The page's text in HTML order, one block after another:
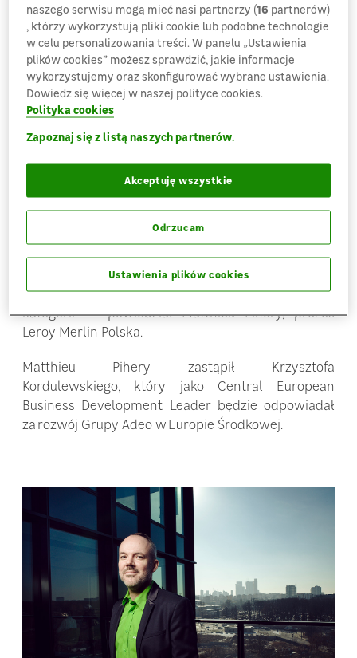
który ma na celu dalszy rozwój spółki i realizację
ambitnych planów w zakresie omnicommerce.
Firma konsekwentnie dąży do uzyskania pozycji
lidera w tym segmencie, odpowiadając na rosnące
oczekiwania klientów i dynamiczne zmiany
w branży.
„Jestem zaszczycony możliwością dołączenia
do polskiego zespołu Leroy Merlin. Polska to rynek
o ogromnym potencjale rozwoju w obszarze
mieszkalnictwa, a Leroy Merlin posiada unikalne
kompetencje i zasoby, by odpowiadać na potrzeby
klientów w modelu omnicommerce. Moim celem
jest dalsze wzmacnianie pozycji firmy i wspieranie
zespołu w dostarczaniu innowacyjnych rozwiązań,
które uczynią Leroy Merlin liderem w swojej
kategorii” – powiedział Matthieu Pihery, prezes
Leroy Merlin Polska.
Matthieu Pihery zastąpił Krzysztofa
Kordulewskiego, który jako Central European
Business Development Leader będzie odpowiadał
za rozwój Grupy Adeo w Europie Środkowej.
naszego serwisu mogą mieć nasi partnerzy (16 partnerów)
, którzy wykorzystują pliki cookie lub podobne technologie
w celu personalizowania treści. W panelu „Ustawienia
plików cookies” możesz sprawdzić, jakie informacje
wykorzystujemy oraz skonfigurować wybrane ustawienia.
Dowiedz się więcej w naszej polityce cookies.
Polityka cookies
Zapoznaj się z listą naszych partnerów.
Ustawienia plików cookies
Odrzucam
Akceptuję wszystkie